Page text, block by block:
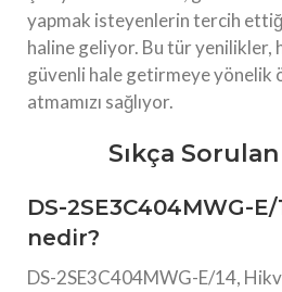
yapmak isteyenlerin tercih
haline geliyor. Bu tür yenilikler,
güvenli hale getirmeye yönelik
atmamızı sağlıyor.
Sıkça
DS-2SE3C404MWG-
nedir?
DS-2SE3C404MWG-E/14,